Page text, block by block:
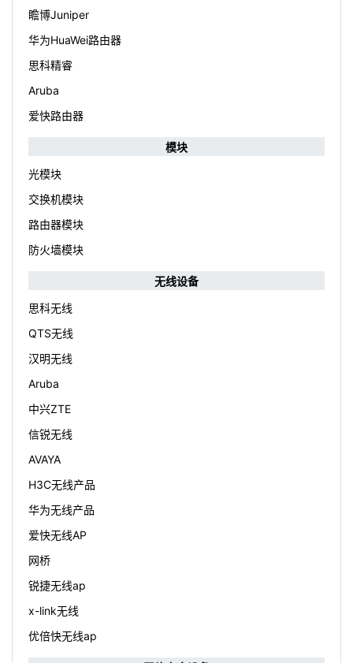
瞻博Juniper
华为HuaWei路由器
思科精睿
Aruba
爱快路由器
模块
光模块
交换机模块
路由器模块
防火墙模块
无线设备
思科无线
QTS无线
汉明无线
Aruba
中兴ZTE
信锐无线
AVAYA
H3C无线产品
华为无线产品
爱快无线AP
网桥
锐捷无线ap
x-link无线
优倍快无线ap